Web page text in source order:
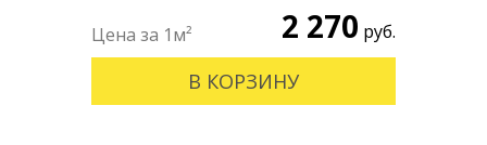
2 270 руб.
В КОРЗИНУ